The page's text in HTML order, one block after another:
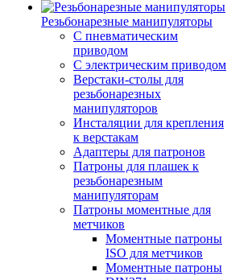
Резьбонарезные манипуляторы
С пневматическим
приводом
С электрическим приводом
Верстаки-столы для
резьбонарезных
манипуляторов
Инсталяции для крепления
к верстакам
Адаптеры для патронов
Патроны для плашек к
резьбонарезным
манипуляторам
Патроны моментные для
метчиков
Моментные патроны
ISO для метчиков
Моментные патроны